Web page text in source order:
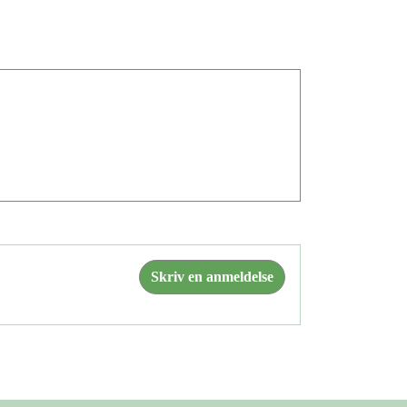
Skriv en anmeldelse